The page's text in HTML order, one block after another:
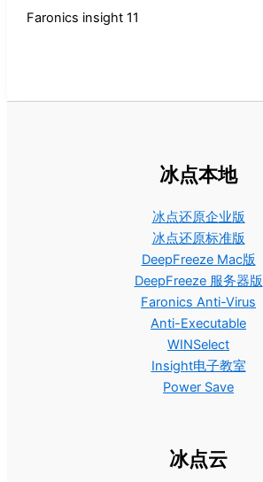
Faronics insight 11
冰点本地
冰点还原企业版
冰点还原标准版
DeepFreeze Mac版
DeepFreeze 服务器版
Faronics Anti-Virus
Anti-Executable
WINSelect
Insight电子教室
Power Save
冰点云